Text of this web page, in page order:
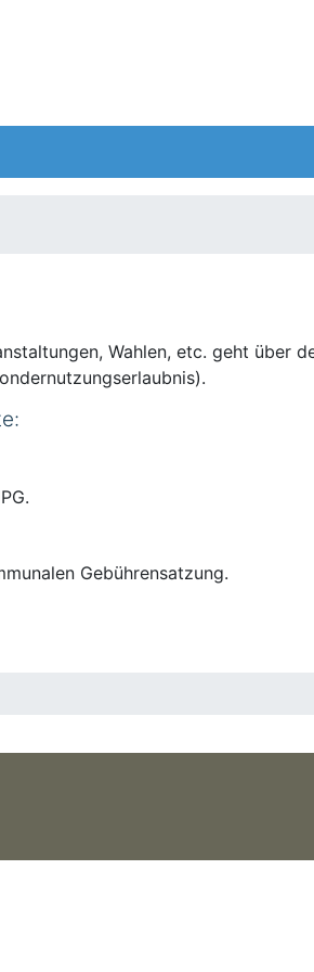
Wahlen, etc. geht über
Gebührensatzung.